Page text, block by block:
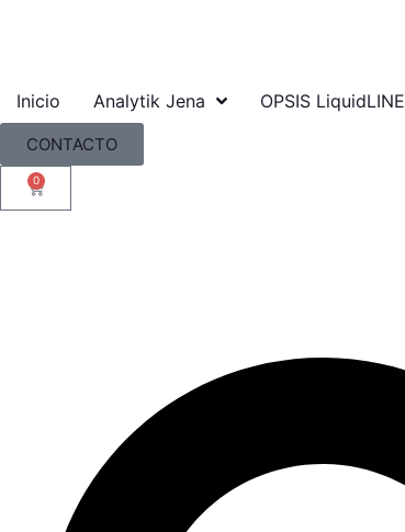
Inicio Analytik Jena OPSIS LiquidLINE
CONTACTO
0